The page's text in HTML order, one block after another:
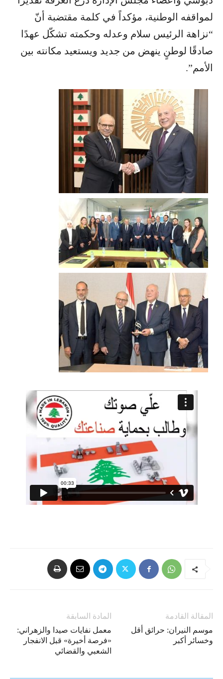
لمواقفه الوطنية، مؤكداً في كلمة مقتضبة أنّ
“نزاهة الرئيس سلام وعدله وحكمته تشكّل عهدًا
صادقًا لوطنٍ ينهض من جديد ويستعيد مكانته بين
الأمم”.
المادة السابقة
معمل نفايات صيدا والزهراني:
«فرصة أخيرة» قبل الانفجار
الشعبي والقضائي
المقالة القادمة
موسم النيران: حرائق أقل
وخسائر أكبر